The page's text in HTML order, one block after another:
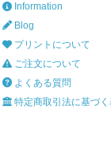
Information
Blog
プリントについて
ご注文について
よくある質問
特定商取引法に基づ